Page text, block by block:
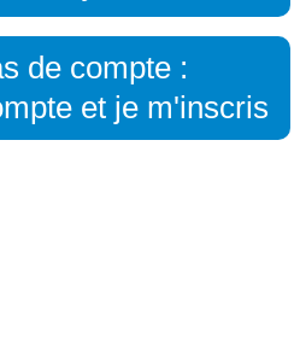
de compte :
et je m'inscris